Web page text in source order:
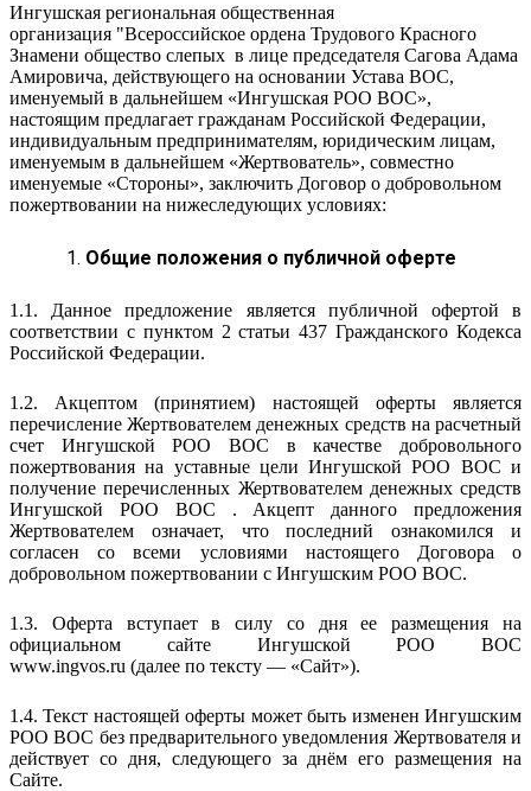
Ингушская региональная общественная
организация "Всероссийское ордена Трудового Красного
Знамени общество слепых в лице председателя Сагова Адама
Амировича, действующего на основании Устава ВОС,
именуемый в дальнейшем «Ингушская РОО ВОС»,
настоящим предлагает гражданам Российской Федерации,
индивидуальным предпринимателям, юридическим лицам,
именуемым в дальнейшем «Жертвователь», совместно
именуемые «Стороны», заключить Договор о добровольном
пожертвовании на нижеследующих условиях:
Общие положения о публичной оферте
1.1. Данное предложение является публичной офертой в
соответствии с пунктом 2 статьи 437 Гражданского Кодекса
Российской Федерации.
1.2. Акцептом (принятием) настоящей оферты является
перечисление Жертвователем денежных средств на расчетный
счет Ингушской РОО ВОС в качестве добровольного
пожертвования на уставные цели Ингушской РОО ВОС и
получение перечисленных Жертвователем денежных средств
Ингушской РОО ВОС . Акцепт данного предложения
Жертвователем означает, что последний ознакомился и
согласен со всеми условиями настоящего Договора о
добровольном пожертвовании с Ингушским РОО ВОС.
1.3. Оферта вступает в силу со дня ее размещения на
официальном сайте Ингушской РОО ВОС
www.ingvos.ru (далее по тексту — «Сайт»).
1.4. Текст настоящей оферты может быть изменен Ингушским
РОО ВОС без предварительного уведомления Жертвователя и
действует со дня, следующего за днём его размещения на
Сайте.